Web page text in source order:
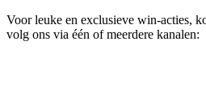
Voor leuke en exclusieve win-acties,
volg ons via één of meerdere kanalen: